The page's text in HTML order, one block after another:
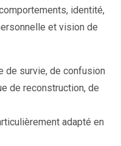
identité,
et vision de
de survie, de confusion
de reconstruction, de
adapté en